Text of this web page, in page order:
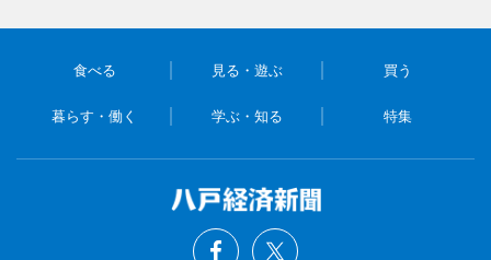
食べる 見る・遊ぶ 買う
暮らす・働く 学ぶ・知る 特集